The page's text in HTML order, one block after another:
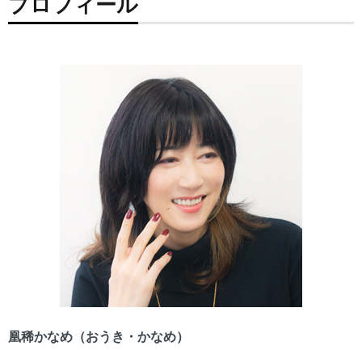
凰稀かなめ（おうき・かなめ）